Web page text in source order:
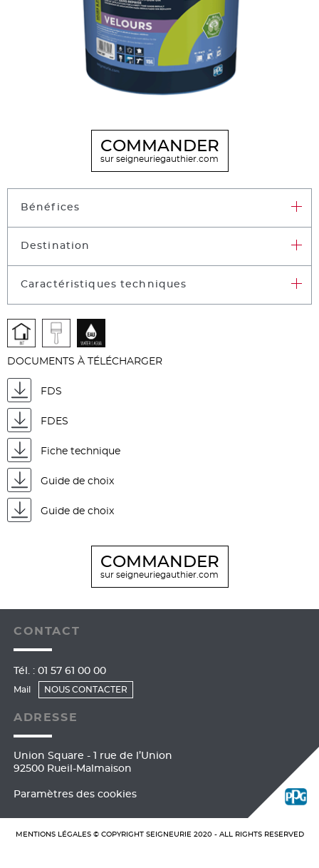
COMMANDER
sur seigneuriegauthier.com
Bénéfices
Destination
Caractéristiques techniques
DOCUMENTS À TÉLÉCHARGER
FDS
FDES
Fiche technique
Guide de choix
Guide de choix
COMMANDER
sur seigneuriegauthier.com
CONTACT
Tél. : 01 57 61 00 00
Mail NOUS CONTACTER
ADRESSE
Union Square - 1 rue de l’Union
92500 Rueil-Malmaison
Paramètres des cookies
MENTIONS LÉGALES© COPYRIGHT SEIGNEURIE2020 - ALL RIGHTS RESERVED